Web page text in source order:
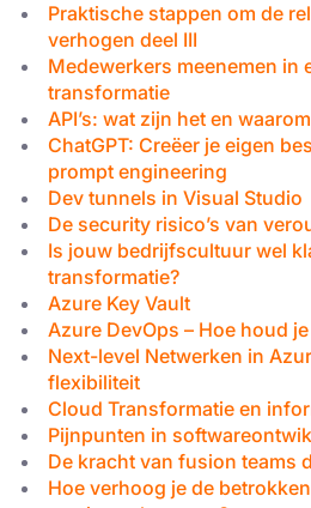
Praktische stappen om de
verhogen deel III
Medewerkers meenemen in
transformatie
API’s: wat zijn het en
ChatGPT: Creëer je eigen
prompt engineering
Dev tunnels in Visual Studio
De security risico’s van
Is jouw bedrijfscultuur wel
transformatie?
Azure Key Vault
Azure DevOps – Hoe houd
Next-level Netwerken in
flexibiliteit
Cloud Transformatie en
Pijnpunten in
De kracht van fusion teams
Hoe verhoog je de